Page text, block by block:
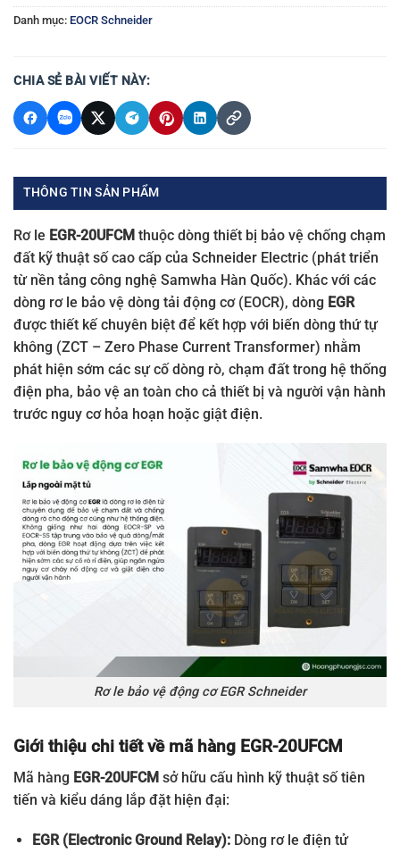
Danh mục: EOCR Schneider
CHIA SẺ BÀI VIẾT NÀY:
THÔNG TIN SẢN PHẨM
Rơ le EGR-20UFCM thuộc dòng thiết bị bảo vệ chống chạm
đất kỹ thuật số cao cấp của Schneider Electric (phát triển
từ nền tảng công nghệ Samwha Hàn Quốc). Khác với các
dòng rơ le bảo vệ dòng tải động cơ (EOCR), dòng EGR
được thiết kế chuyên biệt để kết hợp với biến dòng thứ tự
không (ZCT – Zero Phase Current Transformer) nhằm
phát hiện sớm các sự cố dòng rò, chạm đất trong hệ thống
điện pha, bảo vệ an toàn cho cả thiết bị và người vận hành
trước nguy cơ hỏa hoạn hoặc giật điện.
Rơ le bảo vệ động cơ EGR Schneider
Giới thiệu chi tiết về mã hàng EGR-20UFCM
Mã hàng EGR-20UFCM sở hữu cấu hình kỹ thuật số tiên
tiến và kiểu dáng lắp đặt hiện đại:
EGR (Electronic Ground Relay):Dòng rơ le điện tử